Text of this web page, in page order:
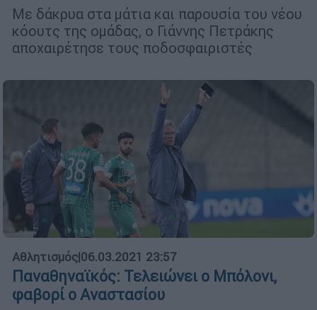
Με δάκρυα στα μάτια και παρουσία του νέου
κόουτς της ομάδας, ο Γιάννης Πετράκης
αποχαιρέτησε τους ποδοσφαιριστές
Αθλητισμός|06.03.2021 23:57
Παναθηναϊκός: Τελειώνει ο Μπόλονι,
φαβορί ο Αναστασίου